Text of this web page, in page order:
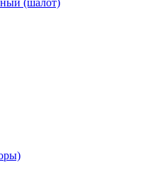
(шалот)